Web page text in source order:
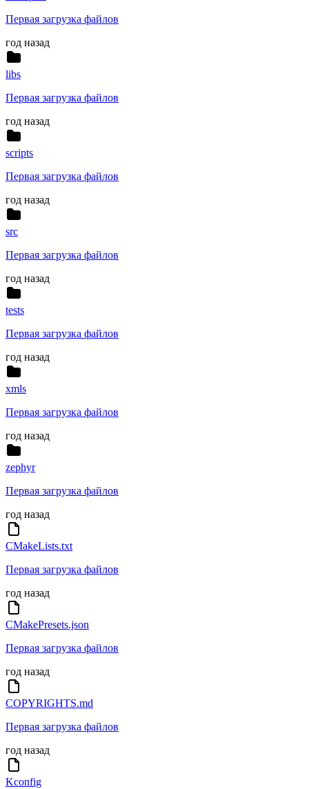
Первая загрузка файлов
год назад
libs
Первая загрузка файлов
год назад
scripts
Первая загрузка файлов
год назад
src
Первая загрузка файлов
год назад
tests
Первая загрузка файлов
год назад
xmls
Первая загрузка файлов
год назад
zephyr
Первая загрузка файлов
год назад
CMakeLists.txt
Первая загрузка файлов
год назад
CMakePresets.json
Первая загрузка файлов
год назад
COPYRIGHTS.md
Первая загрузка файлов
год назад
Kconfig